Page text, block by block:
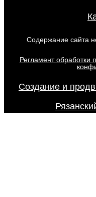
Содержание сайта
Регламент обработки
Создание и